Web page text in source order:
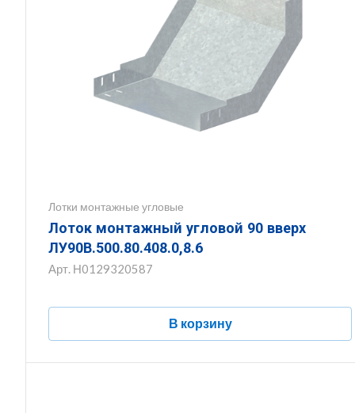
Лотки монтажные угловые
Лоток монтажный угловой 90 вверх
ЛУ90В.500.80.408.0,8.6
Арт. Н0129320587
В корзину